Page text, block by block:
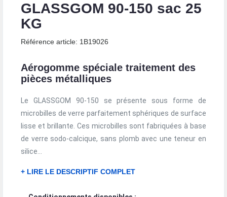
GLASSGOM 90-150 sac 25
KG
Référence article: 1B19026
Aérogomme spéciale traitement des
pièces métalliques
Le GLASSGOM 90-150 se présente sous forme de
microbilles de verre parfaitement sphériques de surface
lisse et brillante. Ces microbilles sont fabriquées à base
de verre sodo-calcique, sans plomb avec une teneur en
silice...
+ LIRE LE DESCRIPTIF COMPLET